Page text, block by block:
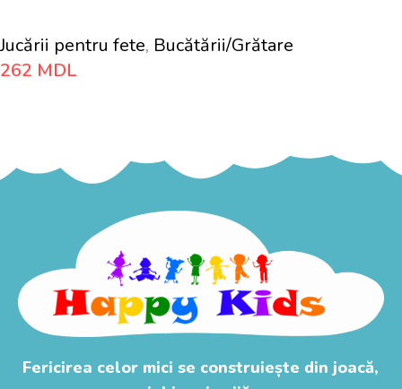
Jucării pentru fete, Bucătării/Grătare
262 MDL
Fericirea celor mici se construiește din joacă,